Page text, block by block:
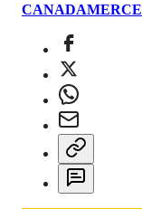
CANADA